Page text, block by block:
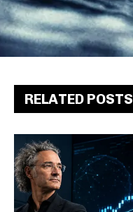
RELATED POSTS